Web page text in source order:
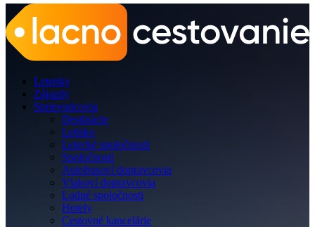
Letenky
Zájazdy
Sprievodcovia
Destinácie
Letisko
Letecké spoločnosti
Spoločnosti
Autobusoví dopravcovia
Vlakoví dopravcovia
Lodné spoločnosti
Hotely
Cestovné kancelárie